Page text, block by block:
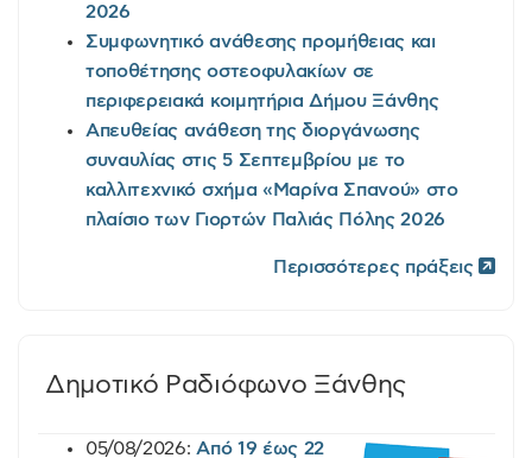
2026
Συμφωνητικό ανάθεσης προμήθειας και
τοποθέτησης οστεοφυλακίων σε
περιφερειακά κοιμητήρια Δήμου Ξάνθης
Απευθείας ανάθεση της διοργάνωσης
συναυλίας στις 5 Σεπτεμβρίου με το
καλλιτεχνικό σχήμα «Μαρίνα Σπανού» στο
πλαίσιο των Γιορτών Παλιάς Πόλης 2026
Περισσότερες πράξεις
Δημοτικό Ραδιόφωνο Ξάνθης
05/08/2026: Από 19 έως 22